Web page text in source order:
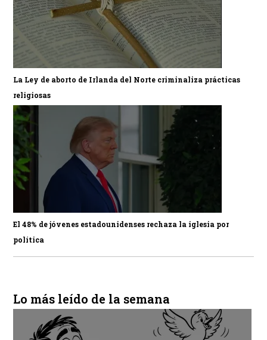
La Ley de aborto de Irlanda del Norte criminaliza prácticas
religiosas
El 48% de jóvenes estadounidenses rechaza la iglesia por
política
Lo más leído de la semana